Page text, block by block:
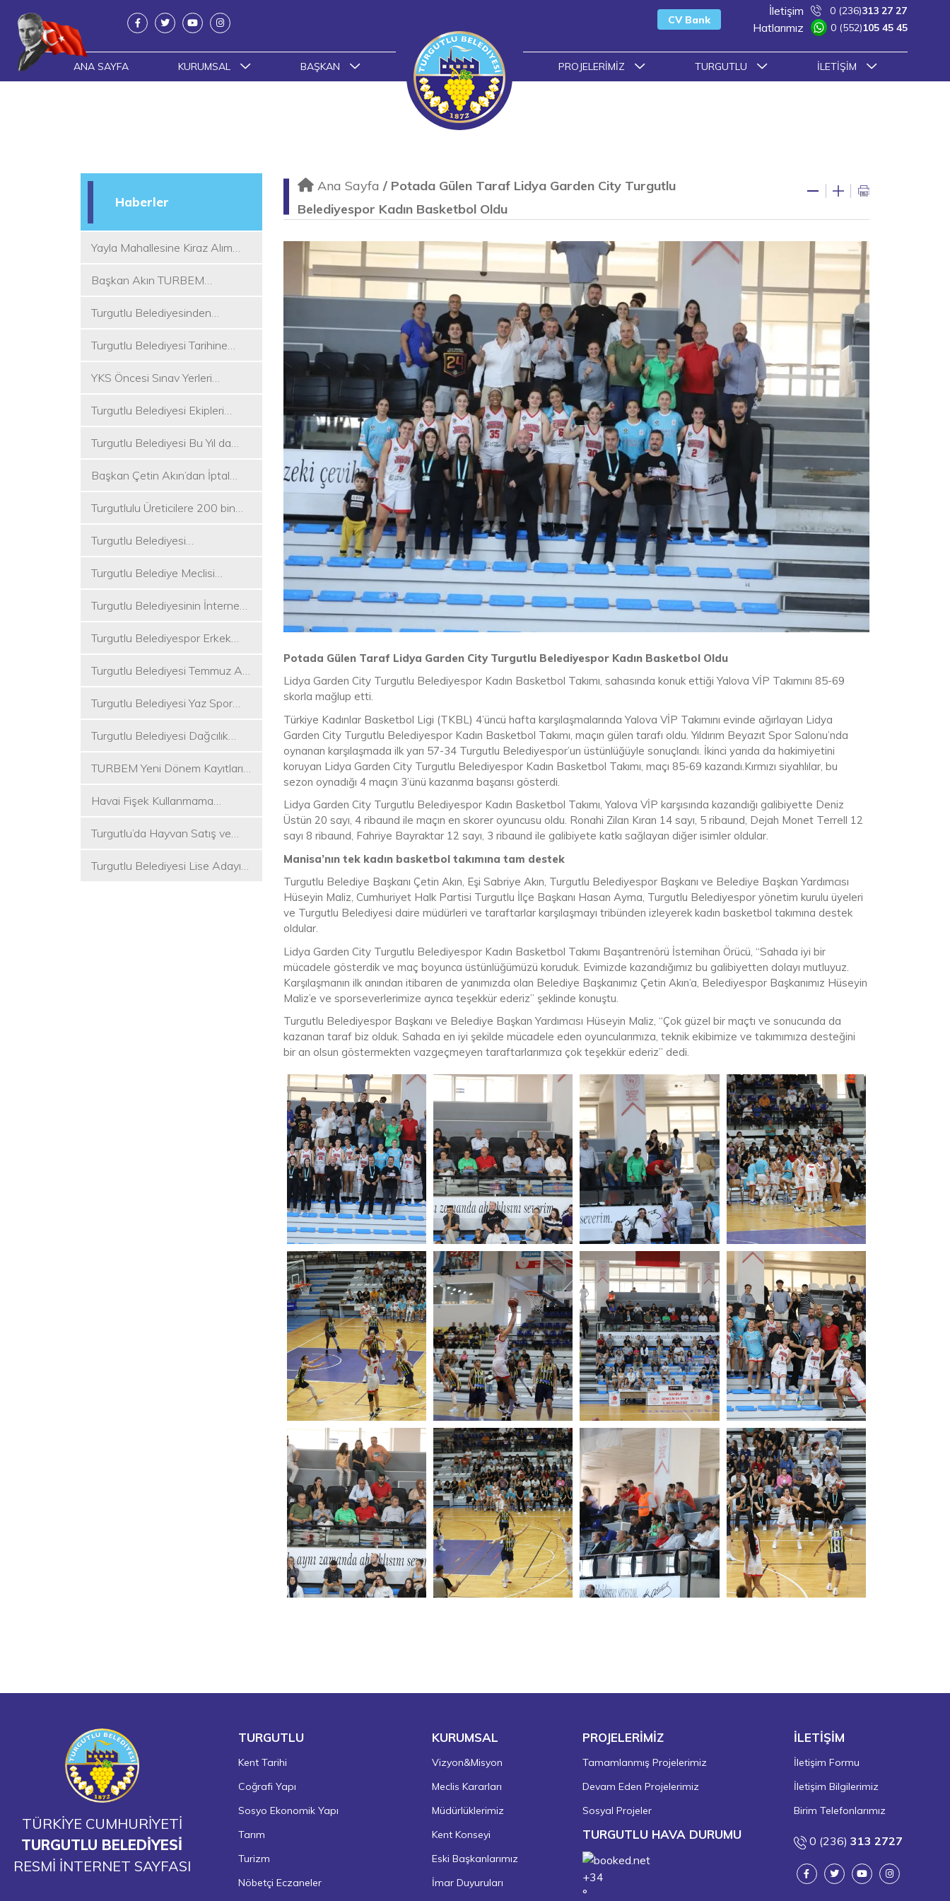
ANA SAYFA KURUMSAL BAŞKAN PROJELERIMIZ TURGUTLU İLETIŞIM
CV Bank
İletişim 0 (236)313 27 27
Hatlarımız 0 (552)105 45 45
Haberler
Yayla Mahallesine Kiraz Alım
Başkan Akın TURBEM
Turgutlu Belediyesinden
Mesai
Turgutlu Belediyesi Tarihine
YKS Öncesi Sınav Yerleri
Turgutlu Belediyesi Ekipleri
Hizmete Devam Ediyor
Turgutlu Belediyesi Bu Yıl da
Kuracak
Başkan Çetin Akın’dan İptal
Turgutlulu Üreticilere 200 bin
Turgutlu Belediyesi
Turgutlu Belediye Meclisi
Turgutlu Belediyesinin İnternet
Turgutlu Belediyespor Erkek
Turgutlu Belediyesi Temmuz Ayı
Turgutlu Belediyesi Yaz Spor
Turgutlu Belediyesi Dağcılık
Düzenledi
TURBEM Yeni Dönem Kayıtları
Havai Fişek Kullanmama
Akın Oldu
Turgutlu’da Hayvan Satış ve
Turgutlu Belediyesi Lise Adayı
Ana Sayfa / Potada Gülen Taraf Lidya Garden City Turgutlu
Belediyespor Kadın Basketbol Oldu
Potada Gülen Taraf Lidya Garden City Turgutlu Belediyespor Kadın Basketbol Oldu
Lidya Garden City Turgutlu Belediyespor Kadın Basketbol Takımı, sahasında konuk ettiği Yalova VİP Takımını 85-69
skorla mağlup etti.
Türkiye Kadınlar Basketbol Ligi (TKBL) 4’üncü hafta karşılaşmalarında Yalova VİP Takımını evinde ağırlayan Lidya
Garden City Turgutlu Belediyespor Kadın Basketbol Takımı, maçın gülen tarafı oldu. Yıldırım Beyazıt Spor Salonu’nda
oynanan karşılaşmada ilk yarı 57-34 Turgutlu Belediyespor’un üstünlüğüyle sonuçlandı. İkinci yarıda da hakimiyetini
koruyan Lidya Garden City Turgutlu Belediyespor Kadın Basketbol Takımı, maçı 85-69 kazandı.Kırmızı siyahlılar, bu
sezon oynadığı 4 maçın 3’ünü kazanma başarısı gösterdi.
Lidya Garden City Turgutlu Belediyespor Kadın Basketbol Takımı, Yalova VİP karşısında kazandığı galibiyette Deniz
Üstün 20 sayı, 4 ribaund ile maçın en skorer oyuncusu oldu. Ronahi Zilan Kıran 14 sayı, 5 ribaund, Dejah Monet Terrell 12
sayı 8 ribaund, Fahriye Bayraktar 12 sayı, 3 ribaund ile galibiyete katkı sağlayan diğer isimler oldular.
Manisa’nın tek kadın basketbol takımına tam destek
Turgutlu Belediye Başkanı Çetin Akın, Eşi Sabriye Akın, Turgutlu Belediyespor Başkanı ve Belediye Başkan Yardımcısı
Hüseyin Maliz, Cumhuriyet Halk Partisi Turgutlu İlçe Başkanı Hasan Ayma, Turgutlu Belediyespor yönetim kurulu üyeleri
ve Turgutlu Belediyesi daire müdürleri ve taraftarlar karşılaşmayı tribünden izleyerek kadın basketbol takımına destek
oldular.
Lidya Garden City Turgutlu Belediyespor Kadın Basketbol Takımı Başantrenörü İstemihan Örücü, “Sahada iyi bir
mücadele gösterdik ve maç boyunca üstünlüğümüzü koruduk. Evimizde kazandığımız bu galibiyetten dolayı mutluyuz.
Karşılaşmanın ilk anından itibaren de yanımızda olan Belediye Başkanımız Çetin Akın’a, Belediyespor Başkanımız Hüseyin
Maliz’e ve sporseverlerimize ayrıca teşekkür ederiz” şeklinde konuştu.
Turgutlu Belediyespor Başkanı ve Belediye Başkan Yardımcısı Hüseyin Maliz, “Çok güzel bir maçtı ve sonucunda da
kazanan taraf biz olduk. Sahada en iyi şekilde mücadele eden oyuncularımıza, teknik ekibimize ve takımımıza desteğini
bir an olsun göstermekten vazgeçmeyen taraftarlarımıza çok teşekkür ederiz” dedi.
TÜRKİYE CUMHURİYETİ
TURGUTLU BELEDİYESİ
RESMİ İNTERNET SAYFASI
TURGUTLU
Kent Tarihi
Coğrafi Yapı
Sosyo Ekonomik Yapı
Tarım
Turizm
Nöbetçi Eczaneler
KURUMSAL
Vizyon&Misyon
Meclis Kararları
Müdürlüklerimiz
Kent Konseyi
Eski Başkanlarımız
İmar Duyuruları
PROJELERİMİZ
Tamamlanmış Projelerimiz
Devam Eden Projelerimiz
Sosyal Projeler
TURGUTLU HAVA DURUMU
+34
°
İLETİŞİM
İletişim Formu
İletişim Bilgilerimiz
Birim Telefonlarımız
0 (236)313 2727